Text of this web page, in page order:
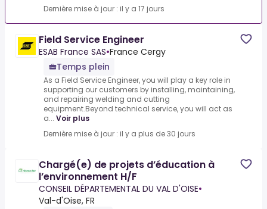
Dernière mise à jour : il y a 17 jours
Field Service Engineer
ESAB France SAS•France Cergy
Temps plein
As a Field Service Engineer, you will play a key role in
supporting our customers by installing, maintaining,
and repairing welding and cutting
equipment.Beyond technical service, you will act as
a... Voir plus
Dernière mise à jour : il y a plus de 30 jours
Chargé(e) de projets d’éducation à
l’environnement H/F
CONSEIL DÉPARTEMENTAL DU VAL D'OISE•
Val-d'Oise, FR